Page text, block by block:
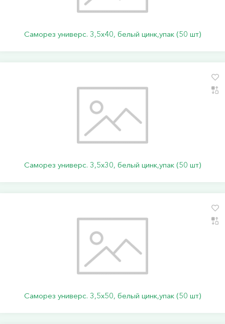
Саморез универс. 3,5х40, белый цинк,упак (50 шт)
Саморез универс. 3,5х30, белый цинк,упак (50 шт)
Саморез универс. 3,5х50, белый цинк,упак (50 шт)